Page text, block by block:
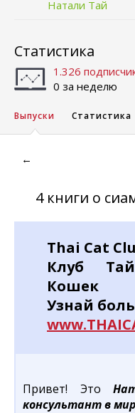
Натали Тай
Статистика
1.326
0 за неделю
Выпуски Статистика
←
4 книги о
Thai Cat
Клуб
Кошек
Узнай
Привет! Это
консультант в